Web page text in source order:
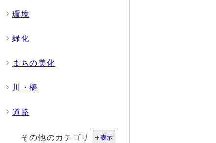
環境
緑化
まちの美化
川・橋
道路
その他のカテゴリ 表示